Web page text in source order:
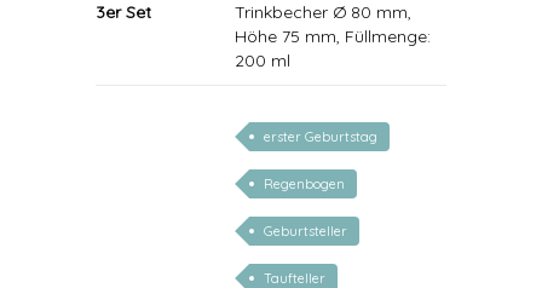
3er Set
Trinkbecher Ø 80 mm,
Höhe 75 mm, Füllmenge:
200 ml
erster Geburtstag
Regenbogen
Geburtsteller
Taufteller